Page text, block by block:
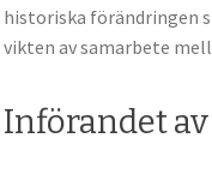
historiska förändringen
vikten av samarbete
Införandet